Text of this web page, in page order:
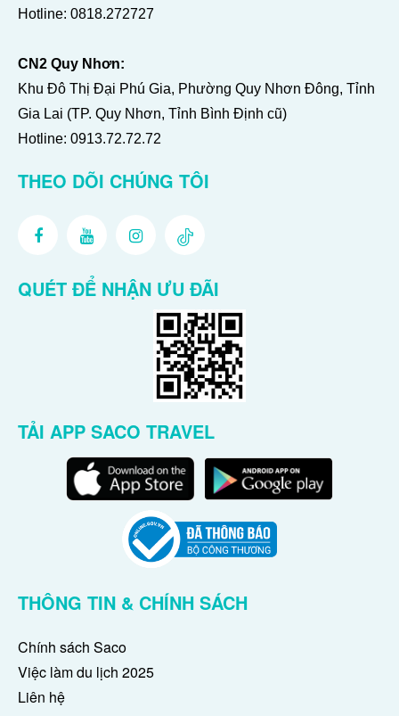
Hotline: 0818.272727
CN2 Quy Nhơn:
Khu Đô Thị Đại Phú Gia, Phường Quy Nhơn Đông, Tỉnh
Gia Lai (TP. Quy Nhơn, Tỉnh Bình Định cũ)
Hotline: 0913.72.72.72
THEO DÕI CHÚNG TÔI
QUÉT ĐỂ NHẬN ƯU ĐÃI
TẢI APP SACO TRAVEL
THÔNG TIN & CHÍNH SÁCH
Chính sách Saco
Việc làm du lịch 2025
Liên hệ